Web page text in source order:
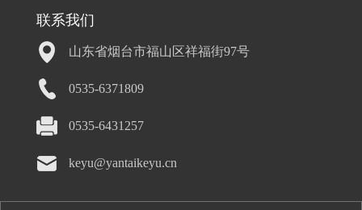
联系我们
山东省烟台市福山区祥福街97号
0535-6371809
0535-6431257
keyu@yantaikeyu.cn